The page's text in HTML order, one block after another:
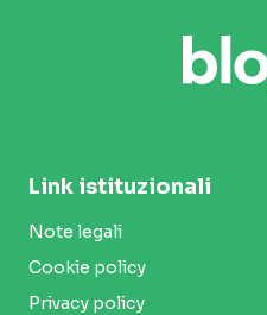
Link istituzionali
Note legali
Cookie policy
Privacy policy